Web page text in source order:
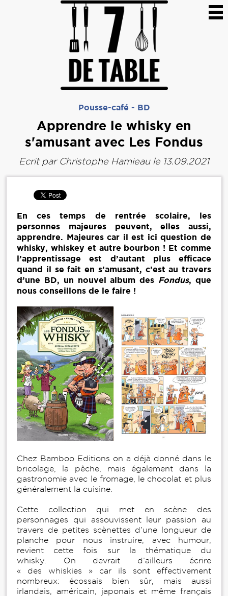
Pousse-café - BD
Apprendre le whisky en
s'amusant avec Les Fondus
Ecrit par Christophe Hamieaule 13.09.2021
En ces temps de rentrée scolaire, les
personnes majeures peuvent, elles aussi,
apprendre. Majeures car il est ici question de
whisky, whiskey et autre bourbon ! Et comme
l’apprentissage est d’autant plus efficace
quand il se fait en s’amusant, c’est au travers
d’une BD, un nouvel album des Fondus, que
nous conseillons de le faire !
Chez Bamboo Editions on a déjà donné dans le
bricolage, la pêche, mais également dans la
gastronomie avec le fromage, le chocolat et plus
généralement la cuisine.
Cette collection qui met en scène des
personnages qui assouvissent leur passion au
travers de petites scènettes d’une longueur de
planche pour nous instruire, avec humour,
revient cette fois sur la thématique du
whisky. On devrait d’ailleurs écrire
« des whiskies » car ils sont effectivement
nombreux: écossais bien sûr, mais aussi
irlandais, américain, japonais et même français